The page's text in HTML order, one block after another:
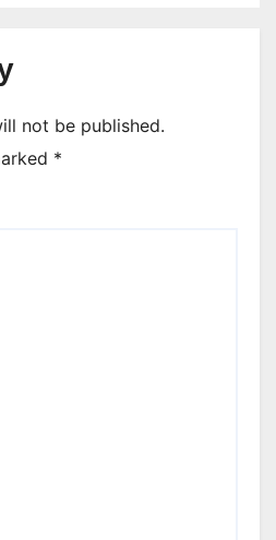
not be published.
*